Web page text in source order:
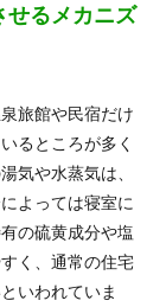
せるメカニズ
旅館や民宿だけ
るところが多く
気や水蒸気は、
よっては寝室に
の硫黄成分や塩
く、通常の住宅
いわれていま